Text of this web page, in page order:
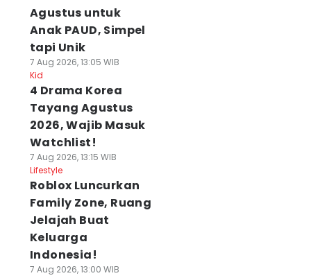
Agustus untuk
Anak PAUD, Simpel
tapi Unik
7 Aug 2026, 13:05 WIB
Kid
4 Drama Korea
Tayang Agustus
2026, Wajib Masuk
Watchlist!
7 Aug 2026, 13:15 WIB
Lifestyle
Roblox Luncurkan
Family Zone, Ruang
Jelajah Buat
Keluarga
Indonesia!
7 Aug 2026, 13:00 WIB